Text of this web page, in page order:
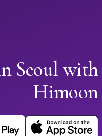
Seoul with
Himoon